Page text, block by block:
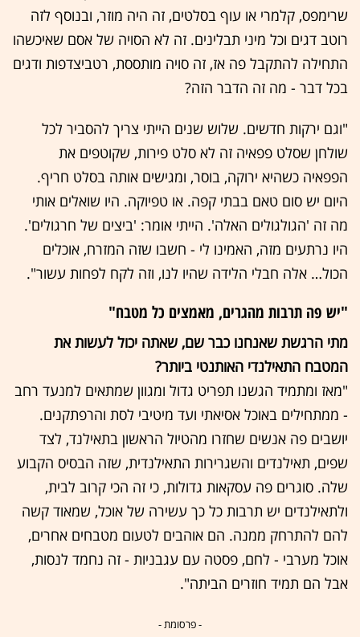
שרימפס, קלמרי או עוף בסלטים, זה היה מוזר, ובנוסף לזה
רוטב דגים וכל מיני תבלינים. זה לא הסויה של אסם שאיכשהו
התחילה להתקבל פה אז, זה סויה מותססת, רטביצדפות ודגים
בכל דבר - מה זה הדבר הזה?
"וגם ירקות חדשים. שלוש שנים הייתי צריך להסביר לכל
שולחן שסלט פפאיה זה לא סלט פירות, שקוטפים את
הפפאיה כשהיא ירוקה, בוסר, ומגישים אותה בסלט חריף.
היום יש סום טאם בבתי קפה. או טפיוקה. היו שואלים אותי
מה זה 'הגולגולים האלה'. הייתי אומר: 'ביצים של חרגולים'.
היו נרתעים מזה, האמינו לי - חשבו שזה המזרח, אוכלים
הכול… אלה חבלי הלידה שהיו לנו, וזה לקח לפחות עשור".
"יש פה תרבות מהגרים, מאמצים כל מטבח"
מתי הרגשת שאנחנו כבר שם, שאתה יכול לעשות את
המטבח התאילנדי האותנטי ביותר?
"מאז ומתמיד הגשנו תפריט גדול ומגוון שמתאים למנעד רחב
- ממתחילים באוכל אסיאתי ועד מיטיבי לסת והרפתקנים.
יושבים פה אנשים שחזרו מהטיול הראשון בתאילנד, לצד
שפים, תאילנדים והשגרירות התאילנדית, שזה הבסיס הקבוע
שלה. סוגרים פה עסקאות גדולות, כי זה הכי קרוב לבית,
ולתאילנדים יש תרבות כל כך עשירה של אוכל, שמאוד קשה
להם להתרחק ממנה. הם אוהבים לטעום מטבחים אחרים,
אוכל מערבי - לחם, פסטה עם עגבניות - זה נחמד לנסות,
אבל הם תמיד חוזרים הביתה".
- פרסומת -